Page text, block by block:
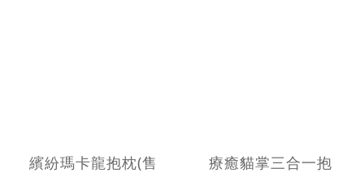
繽紛瑪卡龍抱枕(售
療癒貓掌三合一抱